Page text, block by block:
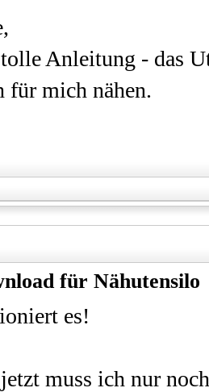
Anleitung - das
für mich nähen.
für Nähutensilo
es!
muss ich nur